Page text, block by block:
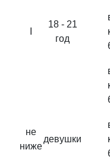
18 - 21
год
не
ниже
девушки